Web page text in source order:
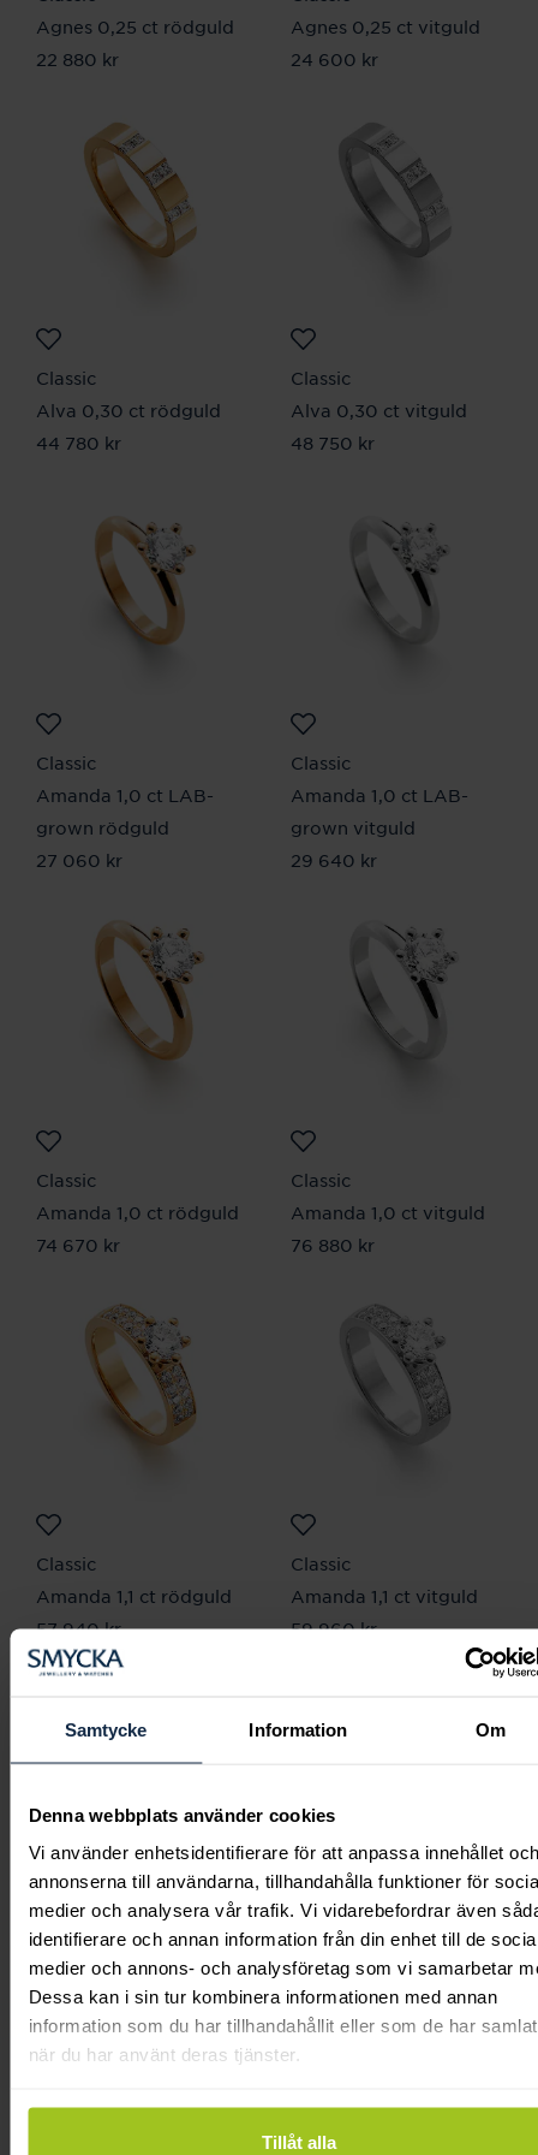
Samtycke Information Om
Denna webbplats använder cookies
Vi använder enhetsidentifierare för att anpassa innehållet och
annonserna till användarna, tillhandahålla funktioner för
medier och analysera vår trafik. Vi vidarebefordrar även
identifierare och annan information från din enhet till de
medier och annons- och analysföretag som vi samarbetar
Dessa kan i sin tur kombinera informationen med annan
information som du har tillhandahållit eller som de har
när du har använt deras tjänster.
Tillåt alla
Agnes 0,25 ct rödguld
Pris:22 880 kr
22 880 kr
Agnes 0,25 ct vitguld
Pris:24 600 kr
24 600 kr
Classic
Alva 0,30 ct rödguld
Pris:44 780 kr
44 780 kr
Classic
Alva 0,30 ct vitguld
Pris:48 750 kr
48 750 kr
Classic
Amanda 1,0 ct LAB-
grown rödguld
Pris:27 060 kr
27 060 kr
Classic
Amanda 1,0 ct LAB-
grown vitguld
Pris:29 640 kr
29 640 kr
Classic
Amanda 1,0 ct rödguld
Pris:74 670 kr
74 670 kr
Classic
Amanda 1,0 ct vitguld
Pris:76 880 kr
76 880 kr
Classic
Amanda 1,1 ct rödguld
Pris:57 940 kr
57 940 kr
Classic
Amanda 1,1 ct vitguld
Pris:59 960 kr
59 960 kr
Classic
Amelie 0,09 ct rödguld
Classic
Amelie 0,09 ct vitguld
Pris
15 070 kr